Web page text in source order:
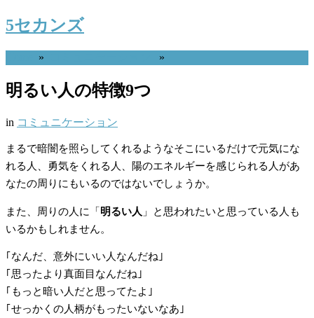
5セカンズ
» »
明るい人の特徴9つ
in コミュニケーション
まるで暗闇を照らしてくれるようなそこにいるだけで元気にな
れる人、勇気をくれる人、陽のエネルギーを感じられる人があ
なたの周りにもいるのではないでしょうか。
また、周りの人に「 明るい人 」と思われたいと思っている人も
いるかもしれません。
｢なんだ、意外にいい人なんだね｣
｢思ったより真面目なんだね｣
｢もっと暗い人だと思ってたよ｣
｢せっかくの人柄がもったいないなあ｣